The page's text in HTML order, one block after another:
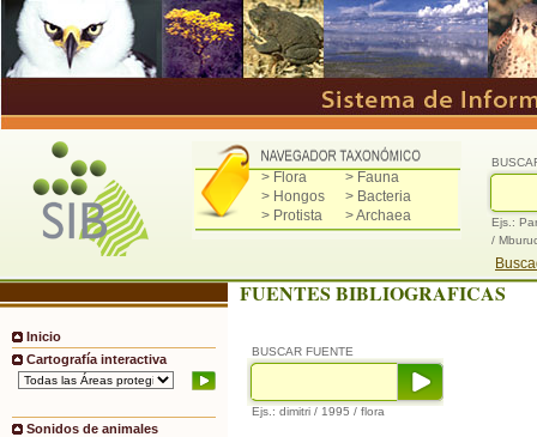
> Flora
> Fauna
> Hongos
> Bacteria
> Protista
> Archaea
Ejs.:
/
Inicio
Cartografía interactiva
Sonidos de animales
FUENTES BIBLIOGRAFICAS
BUSCAR FUENTE
Ejs.: dimitri / 1995 / flora